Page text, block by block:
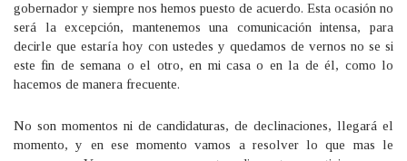
gobernador y siempre nos hemos puesto de acuerdo. Esta ocasión no
será la excepción, mantenemos una comunicación intensa, para
decirle que estaría hoy con ustedes y quedamos de vernos no se si
este fin de semana o el otro, en mi casa o en la de él, como lo
hacemos de manera frecuente.
No son momentos ni de candidaturas, de declinaciones, llegará el
momento, y en ese momento vamos a resolver lo que mas le